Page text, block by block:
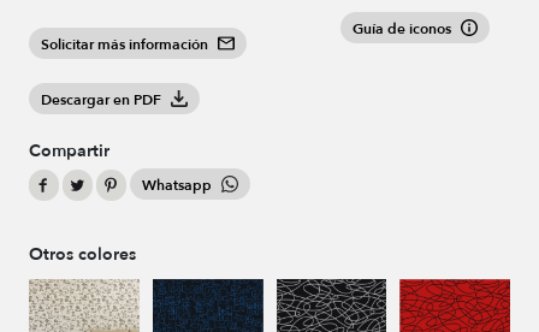
Solicitar más información
Descargar en PDF
Compartir
Whatsapp
Guía de iconos
Otros colores